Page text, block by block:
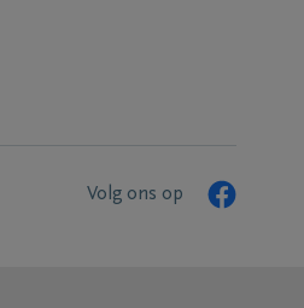
Volg ons op